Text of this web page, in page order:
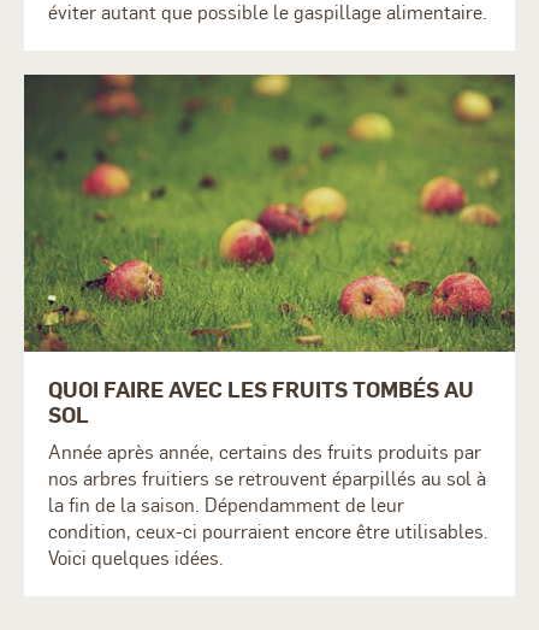
éviter autant que possible le gaspillage alimentaire.
QUOI FAIRE AVEC LES FRUITS TOMBÉS AU
SOL
Année après année, certains des fruits produits par
nos arbres fruitiers se retrouvent éparpillés au sol à
la fin de la saison. Dépendamment de leur
condition, ceux-ci pourraient encore être utilisables.
Voici quelques idées.